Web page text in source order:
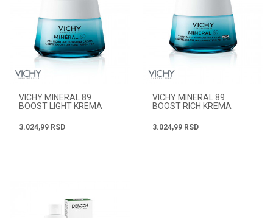
VICHY MINERAL 89
BOOST LIGHT KREMA
3.024,99 RSD
VICHY MINERAL 89
BOOST RICH KREMA
3.024,99 RSD